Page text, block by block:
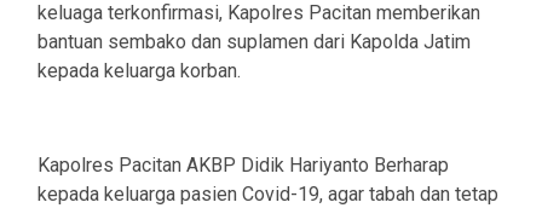
keluaga terkonfirmasi, Kapolres Pacitan memberikan
bantuan sembako dan suplamen dari Kapolda Jatim
kepada keluarga korban.
Kapolres Pacitan AKBP Didik Hariyanto Berharap
kepada keluarga pasien Covid-19, agar tabah dan tetap